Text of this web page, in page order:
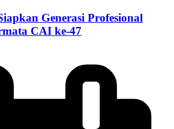
Generasi Profesional
CAI ke-47